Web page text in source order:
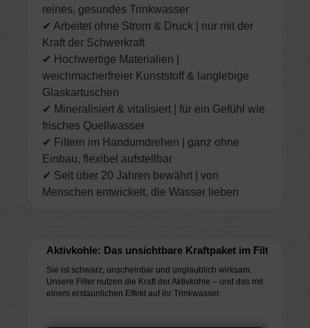
reines, gesundes Trinkwasser
✔ Arbeitet ohne Strom & Druck | nur mit der
Kraft der Schwerkraft
✔ Hochwertige Materialien |
weichmacherfreier Kunststoff & langlebige
Glaskartuschen
✔ Mineralisiert & vitalisiert | für ein Gefühl wie
frisches Quellwasser
✔ Filtern im Handumdrehen | ganz ohne
Einbau, flexibel aufstellbar
✔ Seit über 20 Jahren bewährt | von
Menschen entwickelt, die Wasser lieben
Aktivkohle: Das unsichtbare Kraftpaket im Filter
Sie ist schwarz, unscheinbar und unglaublich wirksam.
Unsere Filter nutzen die Kraft der Aktivkohle – und das mit
einem erstaunlichen Effekt auf ihr Trinkwasser.